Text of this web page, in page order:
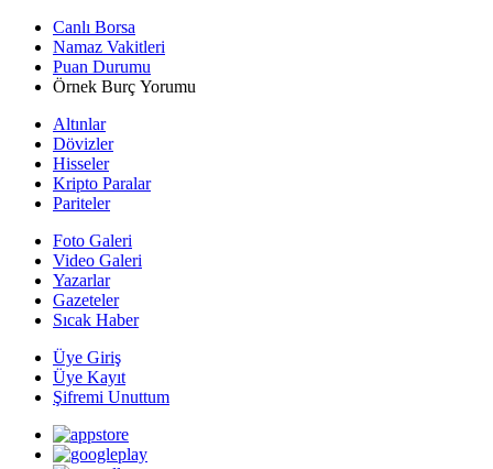
Canlı Borsa
Namaz Vakitleri
Puan Durumu
Örnek Burç Yorumu
Altınlar
Dövizler
Hisseler
Kripto Paralar
Pariteler
Foto Galeri
Video Galeri
Yazarlar
Gazeteler
Sıcak Haber
Üye Giriş
Üye Kayıt
Şifremi Unuttum